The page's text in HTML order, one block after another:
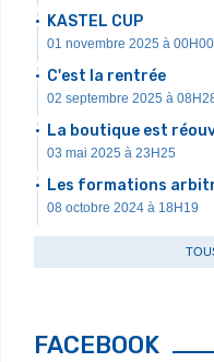
KASTEL CUP
01 novembre 2025 à 00H00
C'est la rentrée
02 septembre 2025 à
La boutique est
03 mai 2025 à 23H25
Les formations
08 octobre 2024 à 18H19
FACEBOOK